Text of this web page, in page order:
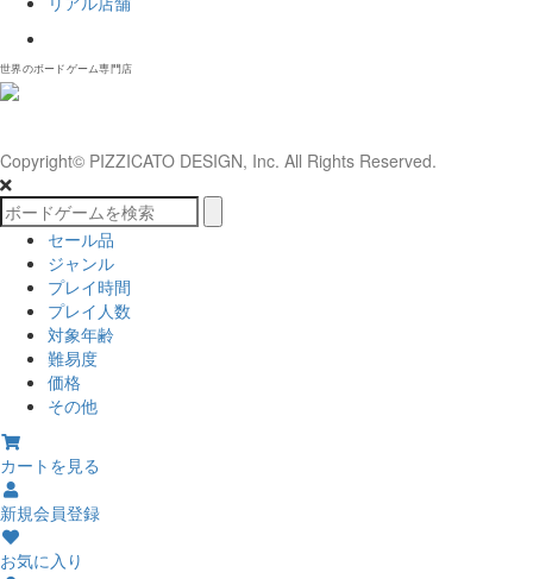
世界のボードゲーム専門店
Copyright© PIZZICATO DESIGN, Inc. All Rights Reserved.
セール品
ジャンル
プレイ時間
プレイ人数
対象年齢
難易度
価格
その他
カートを見る
新規会員登録
お気に入り